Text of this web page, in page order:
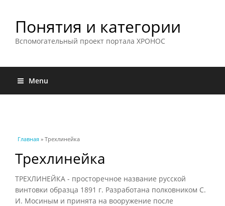
Понятия и категории
Вспомогательный проект портала ХРОНОС
Menu
Вы здесь
Главная » Трехлинейка
Трехлинейка
ТРЕХЛИНЕЙКА - просторечное название русской
винтовки образца 1891 г. Разработана полковником С.
И. Мосиным и принята на вооружение после